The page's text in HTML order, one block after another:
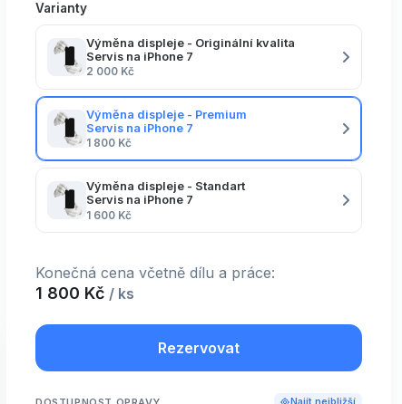
Varianty
Výměna displeje - Originální kvalita
Servis na iPhone 7
2 000 Kč
Výměna displeje - Premium
Servis na iPhone 7
1 800 Kč
Výměna displeje - Standart
Servis na iPhone 7
1 600 Kč
Konečná cena včetně dílu a práce:
1 800 Kč / ks
Rezervovat